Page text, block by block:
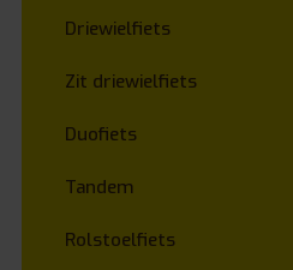
Driewielfiets
Zit driewielfiets
Duofiets
Tandem
Rolstoelfiets